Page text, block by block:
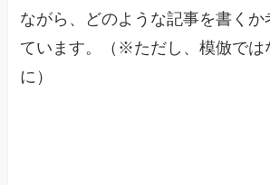
ながら、どのような記事を書くか
ています。（※ただし、模倣では
に）